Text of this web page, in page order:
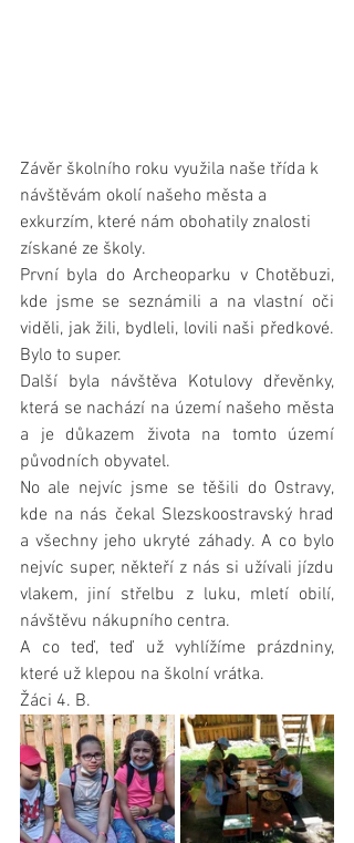
Závěr školního roku využila naše třída k
návštěvám okolí našeho města a
exkurzím, které nám obohatily znalosti
získané ze školy.
První byla do Archeoparku v Chotěbuzi,
kde jsme se seznámili a na vlastní oči
viděli, jak žili, bydleli, lovili naši předkové.
Bylo to super.
Další byla návštěva Kotulovy dřevěnky,
která se nachází na území našeho města
a je důkazem života na tomto území
původních obyvatel.
No ale nejvíc jsme se těšili do Ostravy,
kde na nás čekal Slezskoostravský hrad
a všechny jeho ukryté záhady. A co bylo
nejvíc super, někteří z nás si užívali jízdu
vlakem, jiní střelbu z luku, mletí obilí,
návštěvu nákupního centra.
A co teď, teď už vyhlížíme prázdniny,
které už klepou na školní vrátka.
Žáci 4. B.